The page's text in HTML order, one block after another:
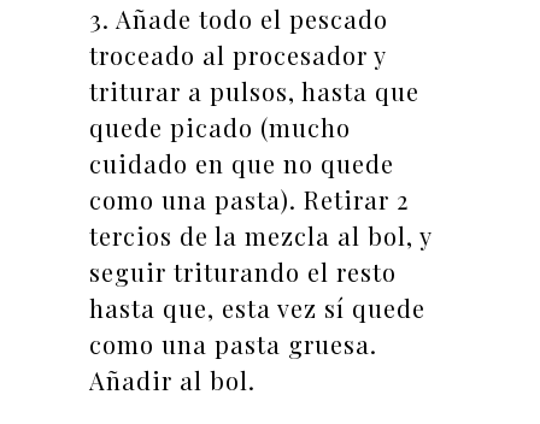
3. Añade todo el pescado
troceado al procesador y
triturar a pulsos, hasta que
quede picado (mucho
cuidado en que no quede
como una pasta). Retirar 2
tercios de la mezcla al bol, y
seguir triturando el resto
hasta que, esta vez sí quede
como una pasta gruesa.
Añadir al bol.